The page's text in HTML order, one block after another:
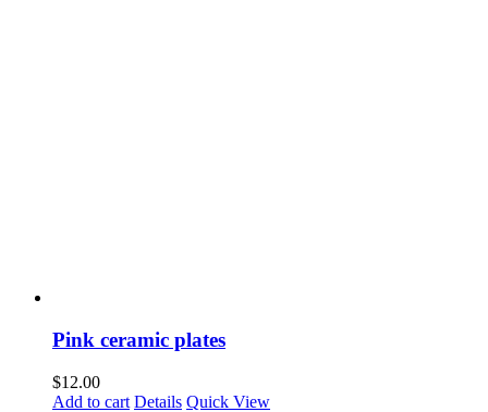
Pink ceramic plates
$12.00
Add to cart Details Quick View